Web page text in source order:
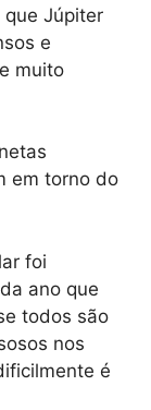
que Júpiter
e
muito
em torno do
foi
ano que
todos são
nos
é